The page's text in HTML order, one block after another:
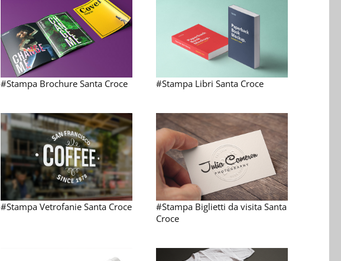
#Stampa Brochure Santa Croce #Stampa Libri Santa Croce
#Stampa Vetrofanie Santa Croce
#Stampa Biglietti da visita Santa
Croce